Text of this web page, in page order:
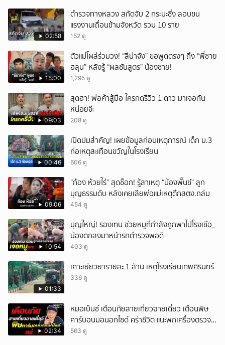
02:58
ตำรวจทางหลวง สกัดจับ 2 กระบะซิ่ง ลอบขน
แรงงานเถื่อนข้ามจังหวัด รวม 10 ราย
152 ดู
15:00
ตัวแม่โผล่ร่วมวง! “ลีน่าจัง” ขอพูดตรงๆ ถึง “พี่ชาย
ฮลุน” หลังรู้ “ผลชันสูตร” น้องชาย!
1,295 ดู
09:03
สุดฮา! พ่อค้าสู้มือ ใครกดรีวิว 1 ดาว มาเจอกัน
หน่อยจ๊ะ
208 ดู
00:46
เปิดปมสำคัญ! เผยข้อมูลก่อนเหตุการณ์ เด็ก ม.3
ก่อเหตุสะเทือนขวัญในโรงเรียน
606 ดู
09:06
“ก้อง ห้วยไร่” สุดช็อก! รู้สาเหตุ “น้องพั๊นซ์“ ลูก
บุญธรรมดับ หลังเคยเสียพ่อแม่เหตุตึกสตง.ถล่ม
454 ดู
10:54
บุญใหญ่! รองเทน ช่วยหมูที่กำลังถูกพาไปโรงเชือ_
น้องตกลงมาหน้ารถตำรวจพอดี
403 ดู
01:33
เคาะเยียวยารายละ 1 ล้าน เหตุโรงเรียนเทพศิรินทร์
336 ดู
02:34
หมอเบ็นซ์ เตือนภัยสายเที่ยวฉายเดี่ยว เตือนพิษ
คาร์บอนมอนอกไซด์ คร่าชีวิต แนะพกเครื่องตรวจ
วัดติดตัว
563 ดู